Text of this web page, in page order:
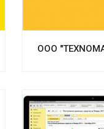
ООО